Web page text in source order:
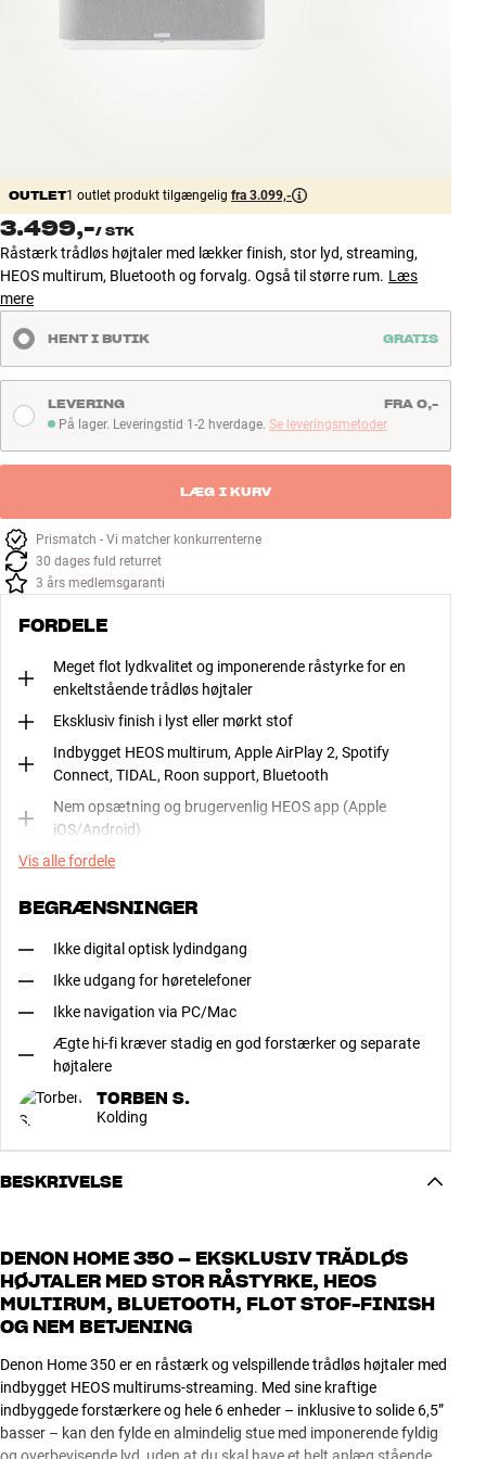
TILBUD
Find Butik
Kundeservice
Log ind
Kundeservice
Byg med Lyd
OUTLET1 outlet produkt tilgængelig fra 3.099,-
3.499,-/ STK
Råstærk trådløs højtaler med lækker finish, stor lyd, streaming,
HEOS multirum, Bluetooth og forvalg. Også til større rum. Læs
mere
HENT I BUTIK GRATIS
På lager. Leveringstid 1-2 hverdage
På lager. Leveringstid 1-2 hverdage. Se leveringsmetoder
LEVERING FRA 0,-
LÆG I KURV
Prismatch - Vi matcher konkurrenterne
30 dages fuld returret
3 års medlemsgaranti
FORDELE
Meget flot lydkvalitet og imponerende råstyrke for en
enkeltstående trådløs højtaler
Eksklusiv finish i lyst eller mørkt stof
Indbygget HEOS multirum, Apple AirPlay 2, Spotify
Connect, TIDAL, Roon support, Bluetooth
Nem opsætning og brugervenlig HEOS app (Apple
iOS/Android)
Vis alle fordele
BEGRÆNSNINGER
Ikke digital optisk lydindgang
Ikke udgang for høretelefoner
Ikke navigation via PC/Mac
Ægte hi-fi kræver stadig en god forstærker og separate
højtalere
TORBEN S.
Kolding
BESKRIVELSE
DENON HOME 350 – EKSKLUSIV TRÅDLØS
HØJTALER MED STOR RÅSTYRKE, HEOS
MULTIRUM, BLUETOOTH, FLOT STOF-FINISH
OG NEM BETJENING
Denon Home 350 er en råstærk og velspillende trådløs højtaler med
indbygget HEOS multirums-streaming. Med sine kraftige
indbyggede forstærkere og hele 6 enheder – inklusive to solide 6,5”
basser – kan den fylde en almindelig stue med imponerende fyldig